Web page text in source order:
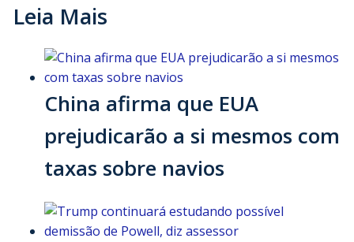
Leia Mais
China afirma que EUA
prejudicarão a si mesmos com
taxas sobre navios